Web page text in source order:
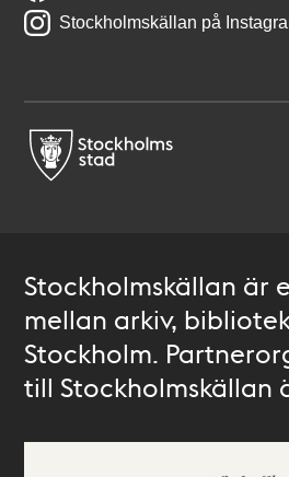
Stockholmskällan på
Stockholmskällan är
mellan arkiv,
Stockholm.
till Stockholmskällan